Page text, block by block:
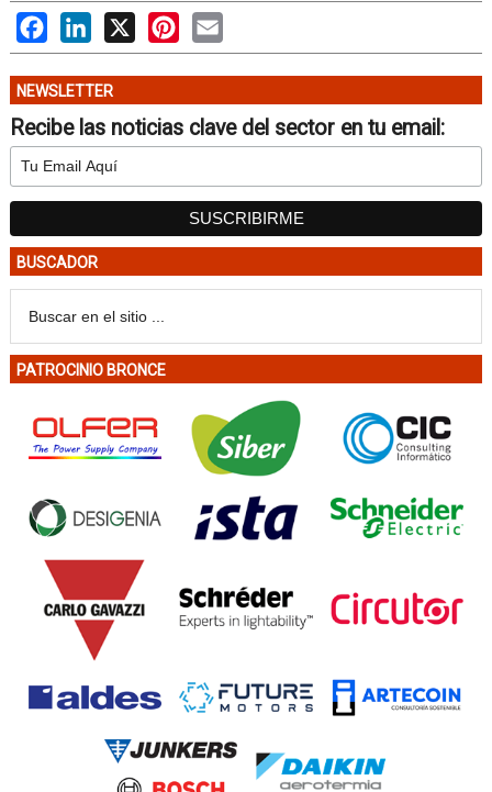
FacebookLinkedIn
X PinterestEmail
NEWSLETTER
Recibe las noticias clave del sector en tu email:
BUSCADOR
PATROCINIO BRONCE